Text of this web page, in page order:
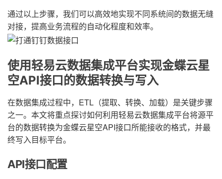
通过以上步骤，我们可以高效地实现不同系统间的数据无缝
对接，提高业务流程的自动化程度和效率。
使用轻易云数据集成平台实现金蝶云星
空API接口的数据转换与写入
在数据集成过程中，ETL（提取、转换、加载）是关键步骤
之一。本文将重点探讨如何利用轻易云数据集成平台将源平
台的数据转换为金蝶云星空API接口所能接收的格式，并最
终写入目标平台。
API接口配置